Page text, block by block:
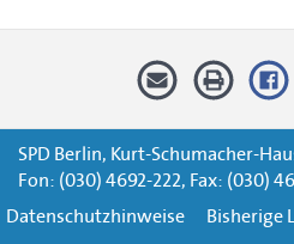
SPD Berlin, Kurt-Schumacher-
Fon: (030) 4692-222, Fax: (030)
Datenschutzhinweise
Bisherige